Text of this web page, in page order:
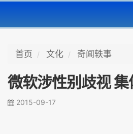
首页 文化 奇闻轶事
微软涉性别歧视
2015-09-17